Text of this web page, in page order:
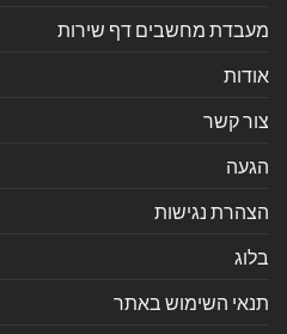
מעבדת מחשבים דף שירות
אודות
צור קשר
הגעה
הצהרת נגישות
בלוג
תנאי השימוש באתר